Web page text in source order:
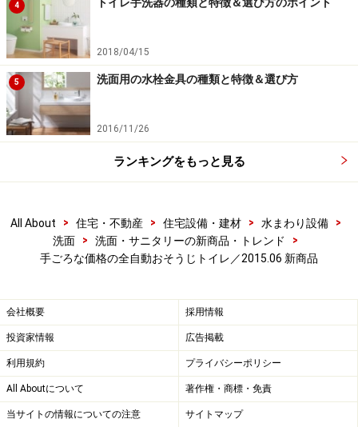
4 トイレ手洗器の種類と特徴＆選び方のポイント
2018/04/15
5 洗面用の水栓金具の種類と特徴＆選び方
2016/11/26
ランキングをもっと見る
All About > 住宅・不動産 > 住宅設備・建材 > 水まわり設備
>
洗面
> 洗面・サニタリーの新商品・トレンド
>
手ごろな価格の全自動おそうじトイレ／2015.06 新商品
会社概要 採用情報
投資家情報 広告掲載
利用規約 プライバシーポリシー
All Aboutについて 著作権・商標・免責
当サイトの情報についての注意 サイトマップ